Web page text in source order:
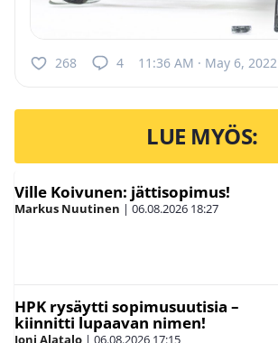
268 4 11:36 AM · May 6, 2022
LUE MYÖS:
Ville Koivunen: jättisopimus!
Markus Nuutinen | 06.08.2026 18:27
HPK rysäytti sopimusuutisia –
kiinnitti lupaavan nimen!
Joni Alatalo | 06.08.2026 17:15